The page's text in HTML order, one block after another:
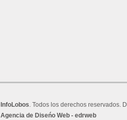
InfoLobos. Todos los derechos reservados.
Agencia de Diseńo Web - edrweb